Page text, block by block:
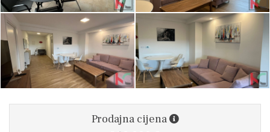
Prodajna cijena